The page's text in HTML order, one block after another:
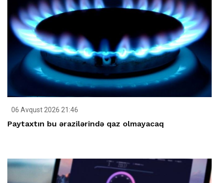
06 Avqust 2026 21:46
Paytaxtın bu ərazilərində qaz olmayacaq